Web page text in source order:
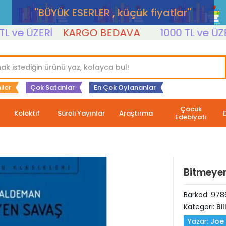
''BÜYÜK ESERLER , küçük fiyatlar''
ÜZERİ KARGO BEDAVA 1000 TL ve ÜZERİ
Çok Satanlar En Çok Oylananlar
Kolektif Süreli Yayınlar Araştırma Çocuk
Edebiyatı
Barkod:
Kategori:
Yazar: Joe